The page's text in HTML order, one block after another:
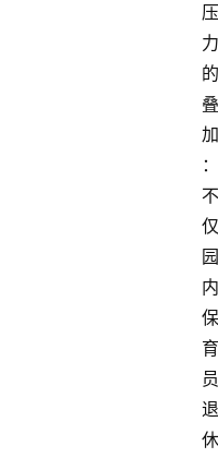
压
力
的
叠
加
：
不
仅
园
内
保
育
员
退
休